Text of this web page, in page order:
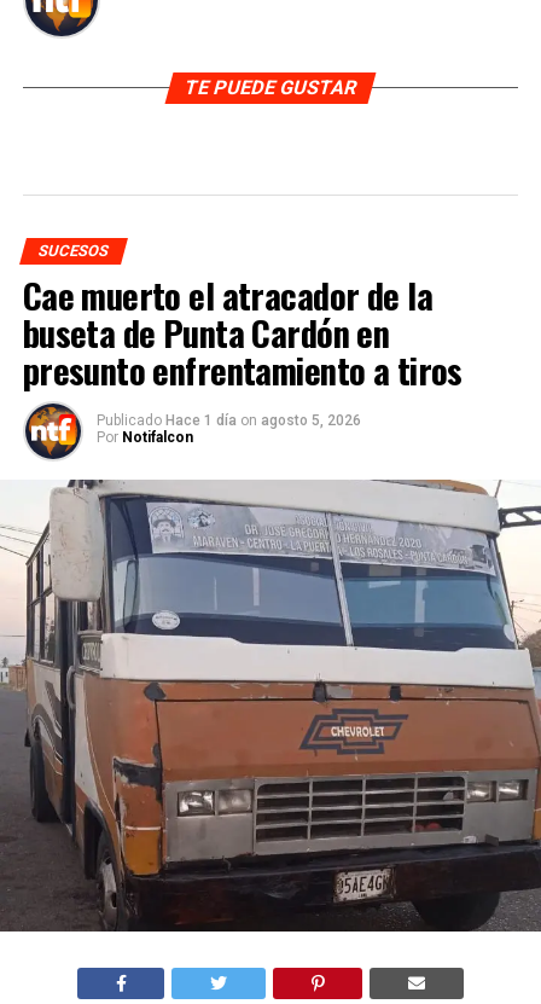
TE PUEDE GUSTAR
SUCESOS
Cae muerto el atracador de la
buseta de Punta Cardón en
presunto enfrentamiento a tiros
Publicado Hace 1 día on agosto 5, 2026
Por Notifalcon